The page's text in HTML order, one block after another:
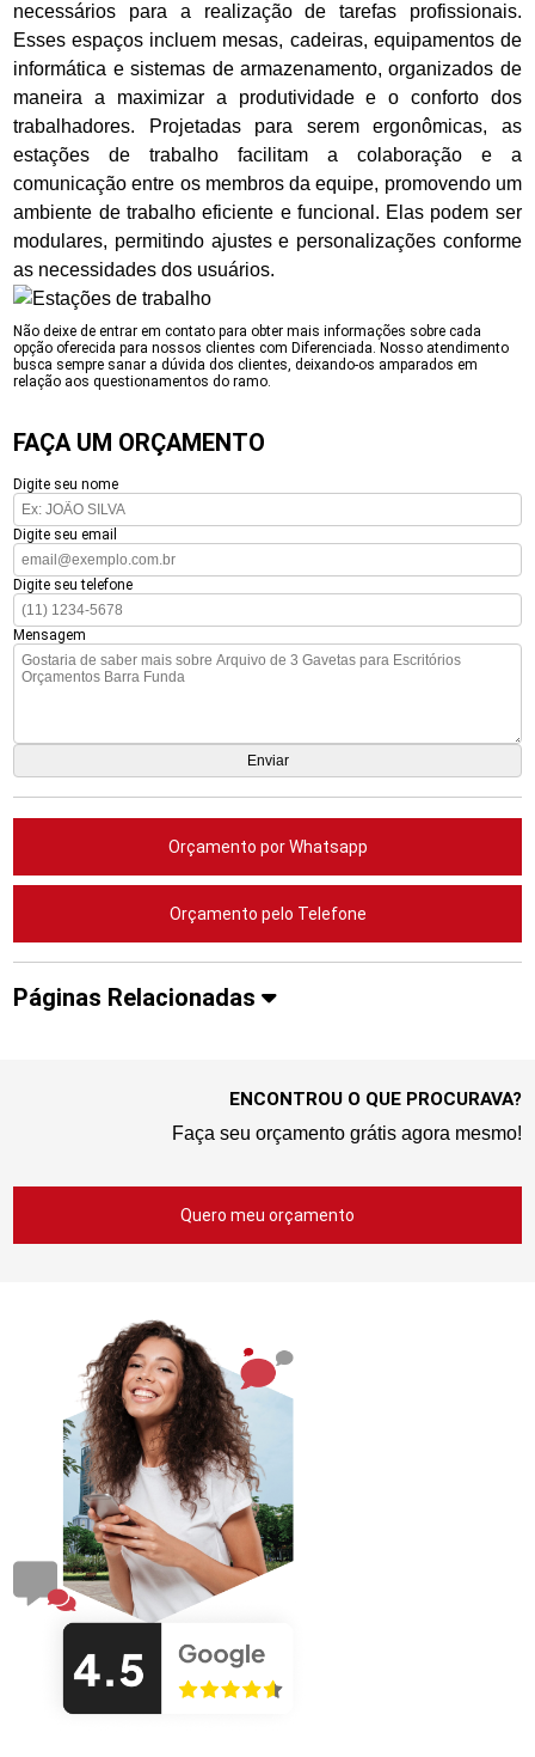
necessários para a realização de tarefas profissionais.
Esses espaços incluem mesas, cadeiras, equipamentos de
informática e sistemas de armazenamento, organizados de
maneira a maximizar a produtividade e o conforto dos
trabalhadores. Projetadas para serem ergonômicas, as
estações de trabalho facilitam a colaboração e a
comunicação entre os membros da equipe, promovendo um
ambiente de trabalho eficiente e funcional. Elas podem ser
modulares, permitindo ajustes e personalizações conforme
as necessidades dos usuários.
Não deixe de entrar em contato para obter mais informações sobre cada
opção oferecida para nossos clientes com Diferenciada. Nosso atendimento
busca sempre sanar a dúvida dos clientes, deixando-os amparados em
relação aos questionamentos do ramo.
FAÇA UM ORÇAMENTO
Digite seu nome
Digite seu email
Digite seu telefone
Mensagem
Orçamento por Whatsapp
Orçamento pelo Telefone
Páginas Relacionadas
ENCONTROU O QUE PROCURAVA?
Faça seu orçamento grátis agora mesmo!
Quero meu orçamento